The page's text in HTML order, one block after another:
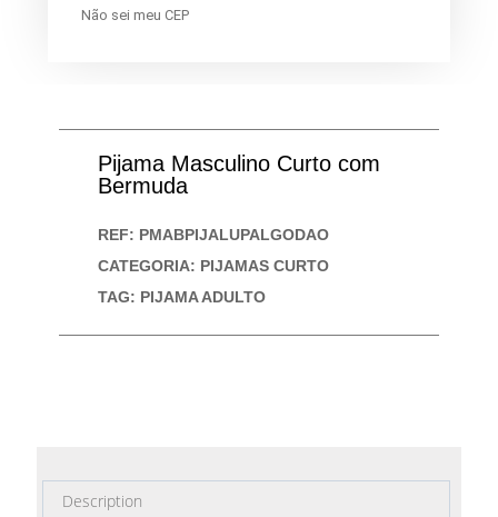
Não sei meu CEP
Pijama Masculino Curto com
Bermuda
REF: PMABPIJALUPALGODAO
CATEGORIA: PIJAMAS CURTO
TAG: PIJAMA ADULTO
Description